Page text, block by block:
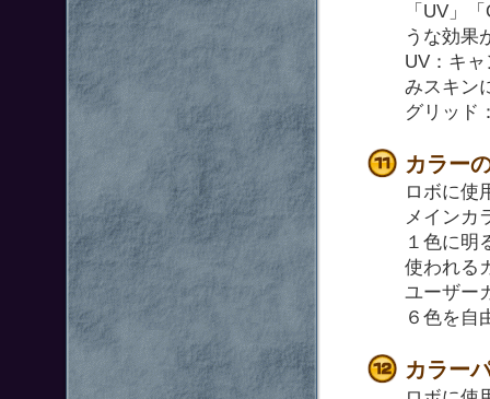
「UV」
うな効果
UV：キ
みスキン
グリッド
カラー
ロボに使
メインカ
１色に明
使われる
ユーザー
６色を自
カラー